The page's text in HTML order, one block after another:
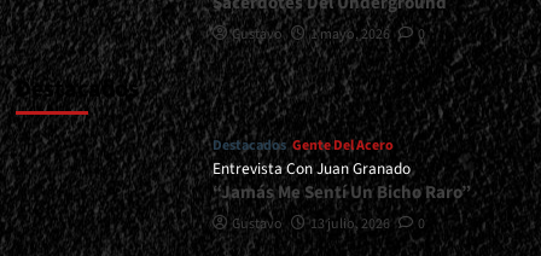
Gustavo 1 mayo, 2026 0
Destacados
Destacados Gente Del Acero
Entrevista Con Juan Granado
“Jamás Me Sentí Un Bicho Raro”
Gustavo 13 julio, 2026 0